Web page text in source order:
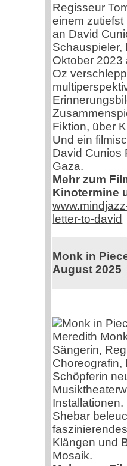
Regisseur
einem
an David
Schauspieler,
Oktober 2023
Oz
Fiktion, über
Und ein
David Cunios
Gaza.
Mehr zum
Kinotermine
letter-to-david
Monk in
August 2025
Meredith
Sängerin,
Choreografin,
Schöpferin
Shebar
Klängen und
Mosaik.